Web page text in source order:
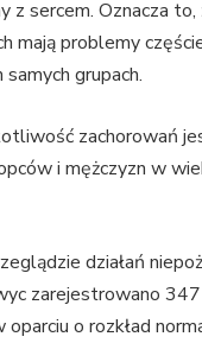
z sercem. Oznacza
mają problemy
grupach.
zachorowań
i mężczyzn w
działań
zarejestrowano
o rozkład